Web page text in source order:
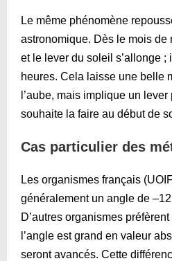
Le même phénomène
astronomique. Dès le mois de
et le lever du soleil s’allonge ;
heures. Cela laisse une belle
l’aube, mais implique un
souhaite la faire au début de
Cas particulier des
Les organismes français
généralement un angle de
D’autres organismes
l’angle est grand en valeur
seront avancés. Cette